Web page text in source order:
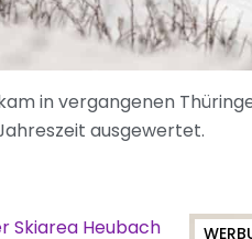
in vergangenen
ausgewertet.